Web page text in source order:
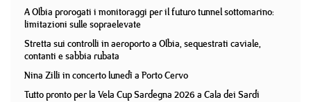
A Olbia prorogati i monitoraggi per il futuro tunnel sottomarino:
limitazioni sulle sopraelevate
Stretta sui controlli in aeroporto a Olbia, sequestrati caviale,
contanti e sabbia rubata
Nina Zilli in concerto lunedì a Porto Cervo
Tutto pronto per la Vela Cup Sardegna 2026 a Cala dei Sardi